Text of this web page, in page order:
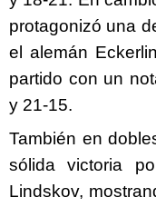
protagonizó una
el alemán
partido con un
y 21-15.
También en
sólida victoria
Lindskov,